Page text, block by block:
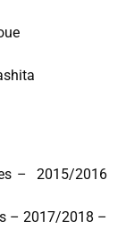
– 2015/2016
– 2017/2018 –